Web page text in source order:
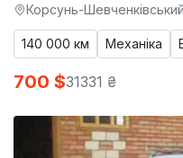
Корсунь-Шевченківський
140 000 км Механіка
700 $31331 ₴